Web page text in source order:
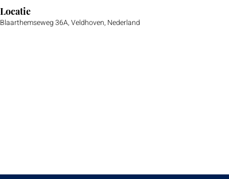
Locatie
Blaarthemseweg 36A, Veldhoven, Nederland